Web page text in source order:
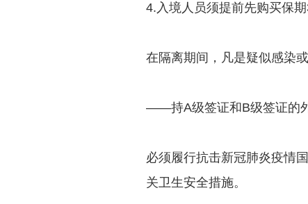
4.入境人员须提前先购买保
在隔离期间，凡是疑似感染
——持A级签证和B级签证的
必须履行抗击新冠肺炎疫情
关卫生安全措施。